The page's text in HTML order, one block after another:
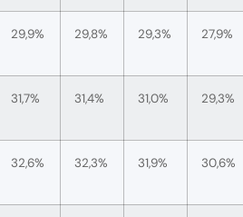
29,9% 29,8% 29,3% 27,9%
31,7% 31,4% 31,0% 29,3%
32,6% 32,3% 31,9% 30,6%